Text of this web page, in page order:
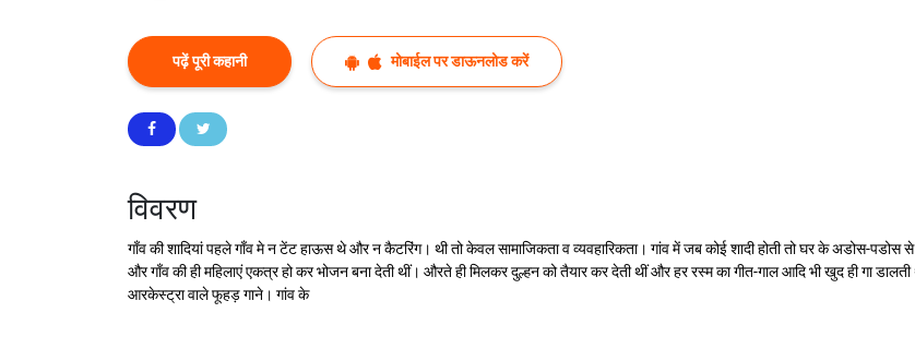
पढ़ें पूरी कहानी मोबाईल पर डाऊनलोड करें
विवरण
गाँव की शादियां पहले गाँव मे न टेंट हाऊस थे और न कैटरिंग। थी तो केवल सामाजिकता व व्यवहारिकता। गांव में जब कोई शादी होती तो घर के अडोस-पडोस
और गाँव की ही महिलाएं एकत्र हो कर भोजन बना देती थीं। औरते ही मिलकर दुल्हन को तैयार कर देती थीं और हर रस्म का गीत-गाल आदि भी खुद ही गा
आरकेस्ट्रा वाले फूहड़ गाने। गांव के